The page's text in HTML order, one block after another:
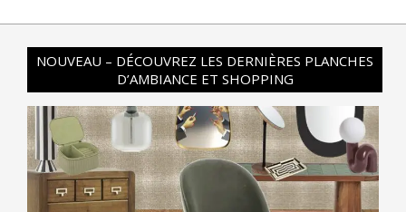
NOUVEAU – DÉCOUVREZ LES DERNIÈRES PLANCHES
D’AMBIANCE ET SHOPPING